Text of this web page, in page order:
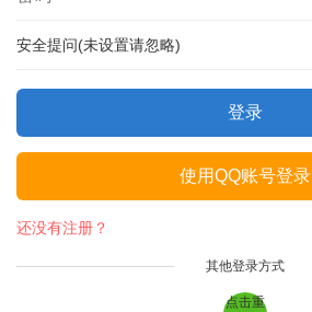
安全提问(未设置请忽略)
登录
使用QQ账号登录
还没有注册？
其他登录方式
点击重